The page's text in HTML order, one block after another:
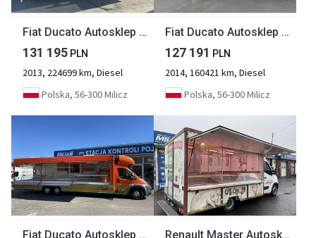
Fiat Ducato Autosklep wędlin Gastronomiczny Food Truck Foodtruck Sklep Borco 201
131 195 PLN
2013, 224699 km, Diesel
Polska, 56-300 Milicz
Fiat Ducato Autosklep węd Sklep Gastronomiczny Food Truck Foodtruck 3500BORCO 20
127 191 PLN
2014, 160421 km, Diesel
Polska, 56-300 Milicz
Fiat Ducato Autosklep Klima wędli Gastronomiczna food truck foodtruck Borco TOP Renault Master Autosklep wędlin Gastronomiczny Food Truck Foodtruck 140tkm sklep 20